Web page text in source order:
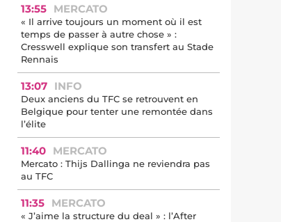
13:55 MERCATO
« Il arrive toujours un moment où il est
temps de passer à autre chose » :
Cresswell explique son transfert au Stade
Rennais
13:07 INFO
Deux anciens du TFC se retrouvent en
Belgique pour tenter une remontée dans
l’élite
11:40 MERCATO
Mercato : Thijs Dallinga ne reviendra pas
au TFC
11:35 MERCATO
« J’aime la structure du deal » : l’After